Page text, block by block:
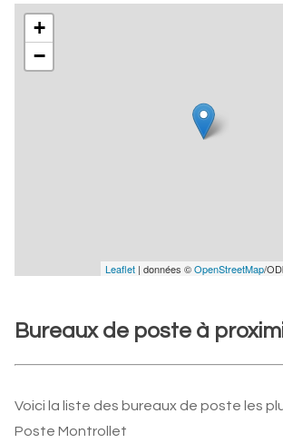
+
−
Leaflet | données ©OpenStreetMap/
Bureaux de poste à
Voici la liste des bureaux de poste les
Poste Montrollet